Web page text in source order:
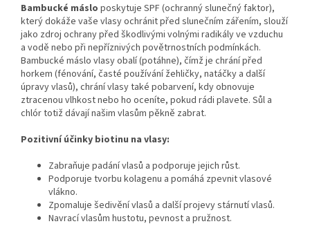
Bambucké máslo poskytuje SPF (ochranný slunečný faktor),
který dokáže vaše vlasy ochránit před slunečním zářením, slouží
jako zdroj ochrany před škodlivými volnými radikály ve vzduchu
a vodě nebo při nepříznivých povětrnostních podmínkách.
Bambucké máslo vlasy obalí (potáhne), čímž je chrání před
horkem (fénování, časté používání žehličky, natáčky a další
úpravy vlasů), chrání vlasy také pobarvení, kdy obnovuje
ztracenou vlhkost nebo ho oceníte, pokud rádi plavete. Sůl a
chlór totiž dávají našim vlasům pěkně zabrat.
Pozitivní účinky biotinu na vlasy:
Zabraňuje padání vlasů a podporuje jejich růst.
Podporuje tvorbu kolagenu a pomáhá zpevnit vlasové
vlákno.
Zpomaluje šedivění vlasů a další projevy stárnutí vlasů.
Navrací vlasům hustotu, pevnost a pružnost.